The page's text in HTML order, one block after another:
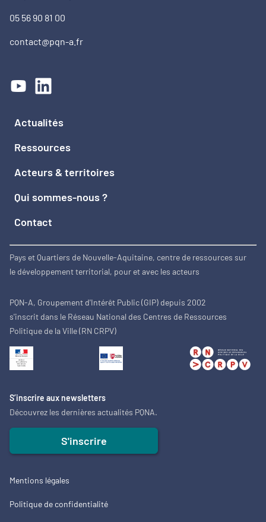
05 56 90 81 00
contact@pqn-a.fr
Actualités
Ressources
Acteurs & territoires
Qui sommes-nous ?
Contact
Pays et Quartiers de Nouvelle-Aquitaine, centre de ressources sur
le développement territorial, pour et avec les acteurs
PQN-A, Groupement d'Intérêt Public (GIP) depuis 2002
s'inscrit dans le Réseau National des Centres de Ressources
Politique de la Ville (RN CRPV)
S’inscrire aux newsletters
Découvrez les dernières actualités PQNA.
S'inscrire
Mentions légales
Politique de confidentialité